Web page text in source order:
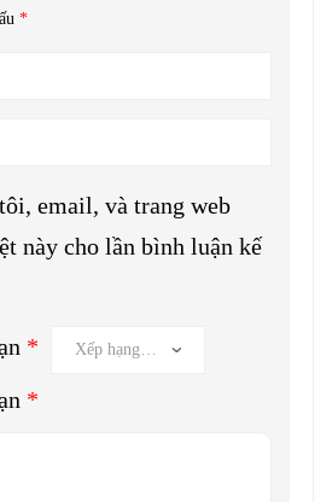
*
email, và trang web
này cho lần bình luận kế
*
*